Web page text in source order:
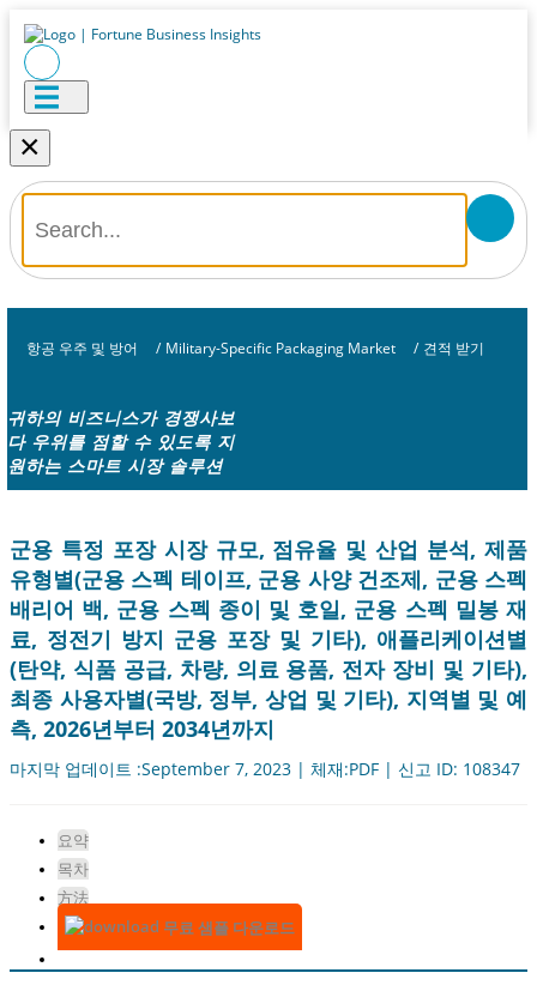
×
항공 우주 및 방어 / Military-Specific Packaging Market / 견적 받기
귀하의 비즈니스가 경쟁사보
다 우위를 점할 수 있도록 지
원하는 스마트 시장 솔루션
군용 특정 포장 시장 규모, 점유율 및 산업 분석, 제품
유형별(군용 스펙 테이프, 군용 사양 건조제, 군용 스펙
배리어 백, 군용 스펙 종이 및 호일, 군용 스펙 밀봉 재
료, 정전기 방지 군용 포장 및 기타), 애플리케이션별
(탄약, 식품 공급, 차량, 의료 용품, 전자 장비 및 기타),
최종 사용자별(국방, 정부, 상업 및 기타), 지역별 및 예
측, 2026년부터 2034년까지
마지막 업데이트 :September 7, 2023 | 체재:PDF | 신고 ID: 108347
요약
목차
方法
무료 샘플 다운로드